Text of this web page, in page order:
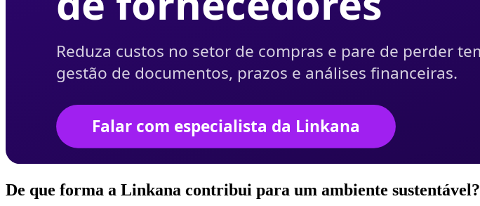
De que forma a Linkana contribui para um ambiente sustentável?